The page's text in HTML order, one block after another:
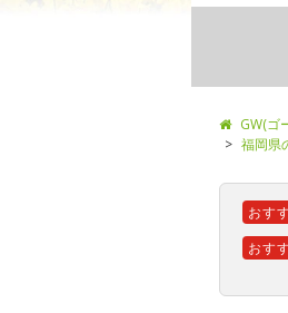
GW(ゴ
福岡県
おす
おす